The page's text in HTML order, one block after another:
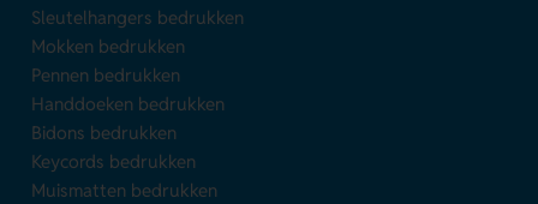
Sleutelhangers bedrukken
Mokken bedrukken
Pennen bedrukken
Handdoeken bedrukken
Bidons bedrukken
Keycords bedrukken
Muismatten bedrukken